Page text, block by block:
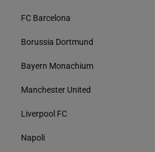
FC Barcelona
Borussia Dortmund
Bayern Monachium
Manchester United
Liverpool FC
Napoli